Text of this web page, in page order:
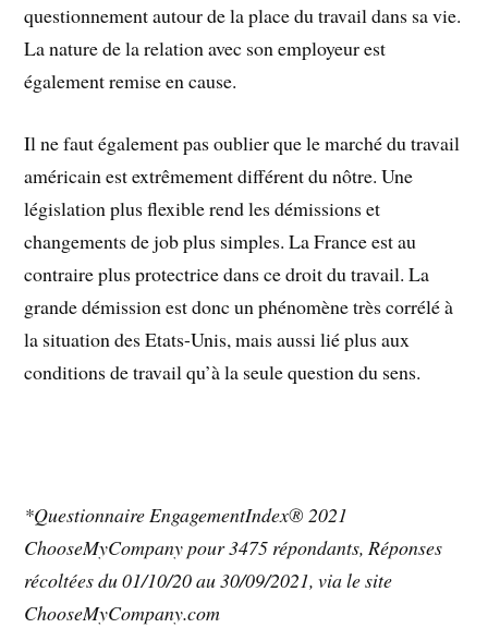
questionnement autour de la place du travail dans sa vie.
La nature de la relation avec son employeur est
également remise en cause.
Il ne faut également pas oublier que le marché du travail
américain est extrêmement différent du nôtre. Une
législation plus flexible rend les démissions et
changements de job plus simples. La France est au
contraire plus protectrice dans ce droit du travail. La
grande démission est donc un phénomène très corrélé à
la situation des Etats-Unis, mais aussi lié plus aux
conditions de travail qu’à la seule question du sens.
*Questionnaire EngagementIndex® 2021
ChooseMyCompany pour 3475 répondants, Réponses
récoltées du 01/10/20 au 30/09/2021, via le site
ChooseMyCompany.com